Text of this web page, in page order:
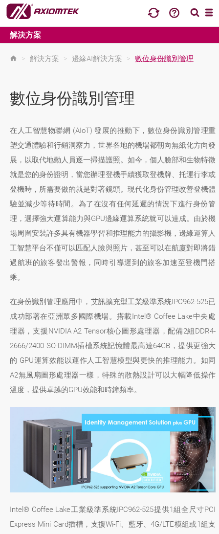
解決方案
> 解決方案 > 邊緣AI解決方案 > 數位身份識別管理
數位身份識別管理
在人工智慧物聯網 (AIoT) 發展的推動下，數位身份識別管理重
塑交通體驗和行銷洞察力，世界各地的機場都朝向無紙化方向發
展，以取代地勤人員逐一掃描護照。如今，個人臉部和生物特徵
就是您的身份證明，當您辦理登機手續獲取登機牌、托運行李或
登機時，所需要做的就是對著鏡頭。現代化身份管理改善登機體
驗並減少等待時間。為了在沒有任何延遲的情況下進行身份管
理，選擇強大運算能力與GPU邊緣運算系統就可以達成。由於機
場周圍安裝許多具有機器學習和推理能力的攝影機，邊緣運算人
工智慧平台不僅可以匹配人臉與照片，甚至可以在航廈對即將錯
過航班的旅客發出警報，同時引導遲到的旅客加速至登機門搭
乘。
在身份識別管理應用中，艾訊擴充型工業級準系統IPC962-525已
成功部署在亞洲眾多國際機場。搭載Intel® Coffee Lake中央處
理器，支援NVIDIA A2 Tensor核心圖形處理器，配備2組DDR4-
2666/2400 SO-DIMM插槽系統記憶體最高達64GB，提供更強大
的 GPU運算效能以運作人工智慧模型與更快的推理能力。如同
A2無風扇圖形處理器一樣，特殊的散熱設計可以大幅降低操作
溫度，提供卓越的GPU效能和時鐘頻率。
Intel® Coffee Lake工業級準系統IPC962-525提供1組全尺寸PCI
Express Mini Card插槽，支援Wi-Fi、藍牙、4G/LTE模組或1組支